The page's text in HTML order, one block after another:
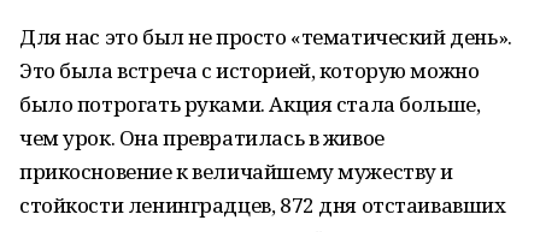
Для нас это был не просто «тематический день».
Это была встреча с историей, которую можно
было потрогать руками. Акция стала больше,
чем урок. Она превратилась в живое
прикосновение к величайшему мужеству и
стойкости ленинградцев, 872 дня отстаивавших